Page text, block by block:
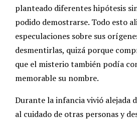
planteado diferentes hipótesis
podido demostrarse. Todo esto
especulaciones sobre sus
desmentirlas, quizá porque
que el misterio también podía
memorable su nombre.
Durante la infancia vivió alejada
al cuidado de otras personas y